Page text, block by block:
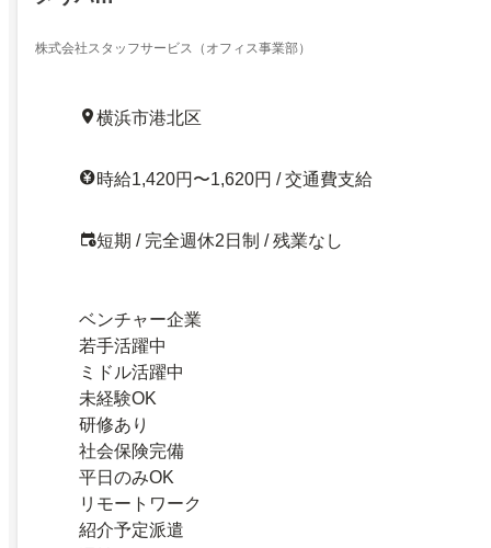
株式会社スタッフサービス（オフィス事業部）
横浜市港北区
時給1,420円〜1,620円 / 交通費支給
短期 / 完全週休2日制 / 残業なし
ベンチャー企業
若手活躍中
ミドル活躍中
未経験OK
研修あり
社会保険完備
平日のみOK
リモートワーク
紹介予定派遣